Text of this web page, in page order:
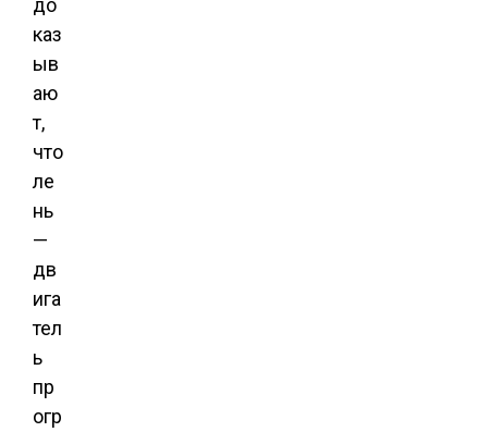
до
каз
ыв
аю
т,
что
ле
нь
—
дв
ига
тел
ь
пр
огр